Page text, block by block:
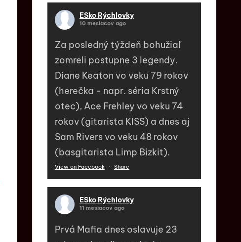
ESko Rýchlovky
10 mesiacov ago
Za posledný týždeň bohužiaľ
zomreli postupne 3 legendy.
Diane Keaton vo veku 79 rokov
(herečka - napr. séria Krstný
otec), Ace Frehley vo veku 74
rokov (gitarista KISS) a dnes aj
Sam Rivers vo veku 48 rokov
(basgitarista Limp Bizkit).
View on Facebook · Share
ESko Rýchlovky
11 mesiacov ago
Prvá Mafia dnes oslavuje 23